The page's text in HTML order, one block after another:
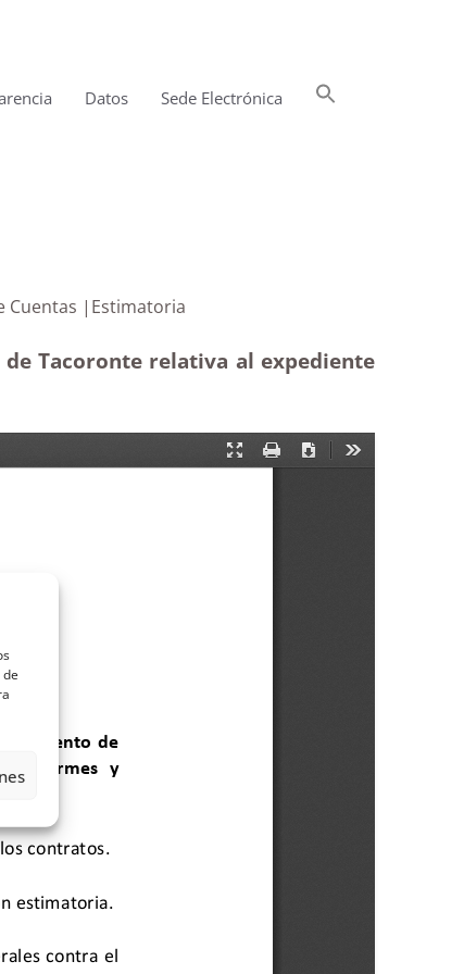
Datos Sede Electrónica
de Cuentas |Estimatoria
Tacoronte relativa al expediente